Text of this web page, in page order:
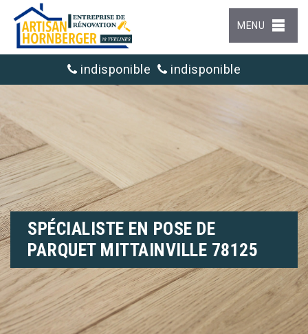
MENU
indisponible indisponible
SPÉCIALISTE EN POSE DE
PARQUET MITTAINVILLE 78125